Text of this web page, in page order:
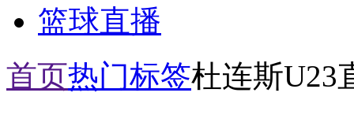
篮球直播
首页热门标签杜连斯U23